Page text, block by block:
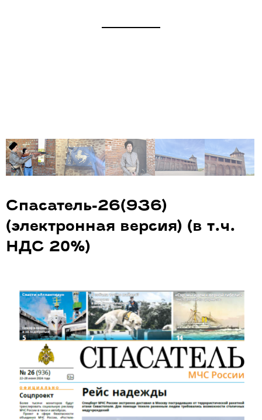
Спасатель-26(936)
(электронная версия) (в т.ч.
НДС 20%)